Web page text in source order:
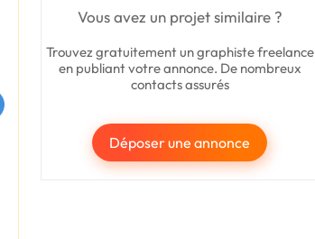
Vous avez un projet similaire ?
Trouvez gratuitement un graphiste freelance
en publiant votre annonce. De nombreux
contacts assurés
Déposer une annonce